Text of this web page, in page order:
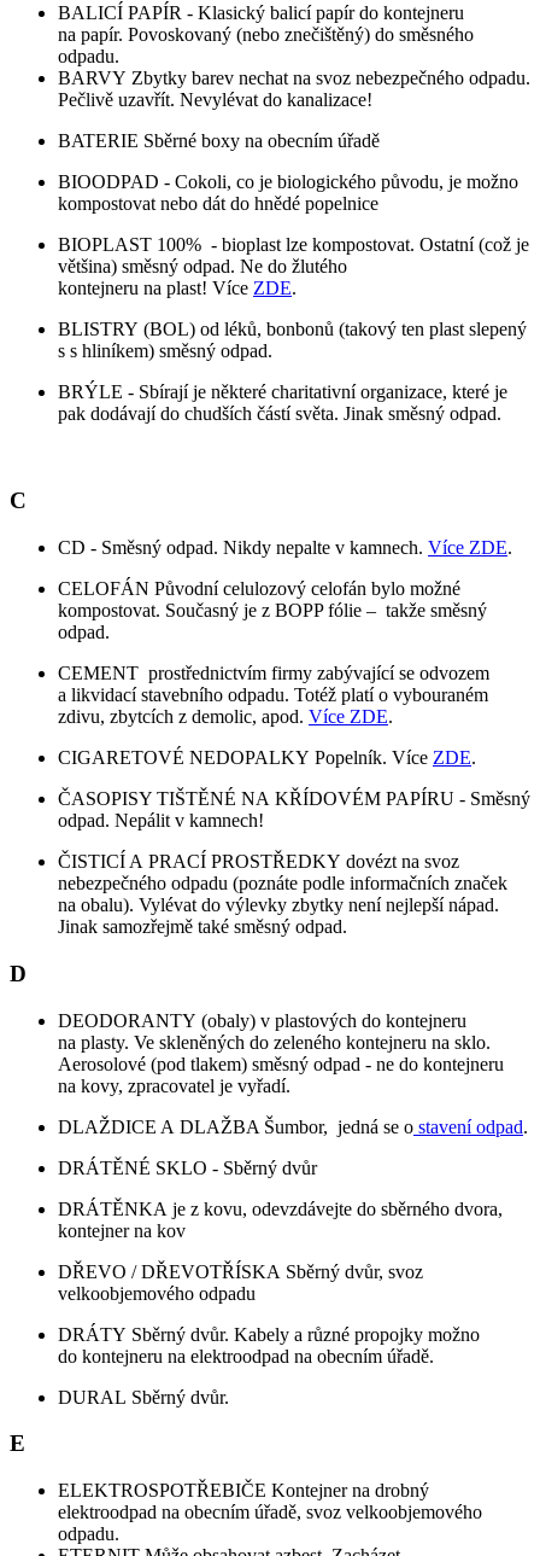
BALICÍ PAPÍR - Klasický balicí papír do kontejneru
na papír. Povoskovaný (nebo znečištěný) do směsného
odpadu.
BARVY Zbytky barev nechat na svoz nebezpečného odpadu.
Pečlivě uzavřít. Nevylévat do kanalizace!
BATERIE Sběrné boxy na obecním úřadě
BIOODPAD - Cokoli, co je biologického původu, je možno
kompostovat nebo dát do hnědé popelnice
BIOPLAST 100% - bioplast lze kompostovat. Ostatní (což je
většina) směsný odpad. Ne do žlutého
kontejneru na plast! Více ZDE.
BLISTRY (BOL) od léků, bonbonů (takový ten plast slepený
s s hliníkem) směsný odpad.
BRÝLE - Sbírají je některé charitativní organizace, které je
pak dodávají do chudších částí světa. Jinak směsný odpad.
C
CD - Směsný odpad. Nikdy nepalte v kamnech. Více ZDE.
CELOFÁN Původní celulozový celofán bylo možné
kompostovat. Současný je z BOPP fólie – takže směsný
odpad.
CEMENT prostřednictvím firmy zabývající se odvozem
a likvidací stavebního odpadu. Totéž platí o vybouraném
zdivu, zbytcích z demolic, apod. Více ZDE.
CIGARETOVÉ NEDOPALKY Popelník. Více ZDE.
ČASOPISY TIŠTĚNÉ NA KŘÍDOVÉM PAPÍRU - Směsný
odpad. Nepálit v kamnech!
ČISTICÍ A PRACÍ PROSTŘEDKY dovézt na svoz
nebezpečného odpadu (poznáte podle informačních značek
na obalu). Vylévat do výlevky zbytky není nejlepší nápad.
Jinak samozřejmě také směsný odpad.
D
DEODORANTY (obaly) v plastových do kontejneru
na plasty. Ve skleněných do zeleného kontejneru na sklo.
Aerosolové (pod tlakem) směsný odpad - ne do kontejneru
na kovy, zpracovatel je vyřadí.
DLAŽDICE A DLAŽBA Šumbor, jedná se o stavení odpad.
DRÁTĚNÉ SKLO - Sběrný dvůr
DRÁTĚNKA je z kovu, odevzdávejte do sběrného dvora,
kontejner na kov
DŘEVO / DŘEVOTŘÍSKA Sběrný dvůr, svoz
velkoobjemového odpadu
DRÁTY Sběrný dvůr. Kabely a různé propojky možno
do kontejneru na elektroodpad na obecním úřadě.
DURAL Sběrný dvůr.
E
ELEKTROSPOTŘEBIČE Kontejner na drobný
elektroodpad na obecním úřadě, svoz velkoobjemového
odpadu.